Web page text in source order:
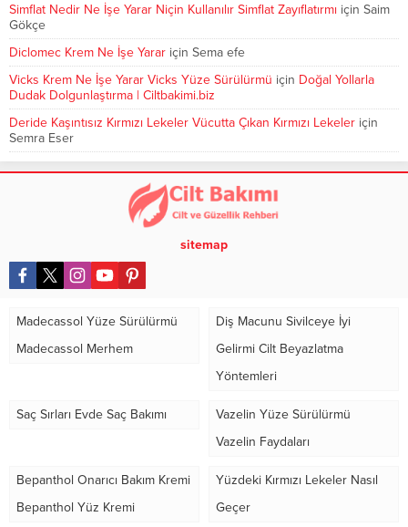
Simflat Nedir Ne İşe Yarar Niçin Kullanılır Simflat Zayıflatırmı için Saim
Gökçe
Diclomec Krem Ne İşe Yarar için Sema efe
Vicks Krem Ne İşe Yarar Vicks Yüze Sürülürmü için Doğal Yollarla
Dudak Dolgunlaştırma | Ciltbakimi.biz
Deride Kaşıntısız Kırmızı Lekeler Vücutta Çıkan Kırmızı Lekeler için
Semra Eser
sitemap
Madecassol Yüze Sürülürmü
Madecassol Merhem
Diş Macunu Sivilceye İyi
Gelirmi Cilt Beyazlatma
Yöntemleri
Saç Sırları Evde Saç Bakımı
Vazelin Yüze Sürülürmü
Vazelin Faydaları
Bepanthol Onarıcı Bakım Kremi
Bepanthol Yüz Kremi
Yüzdeki Kırmızı Lekeler Nasıl
Geçer